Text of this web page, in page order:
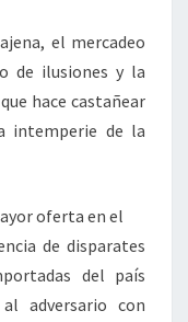
el mercadeo
de ilusiones y la
hace castañear
intemperie de la
oferta en el
de disparates
del país
adversario con